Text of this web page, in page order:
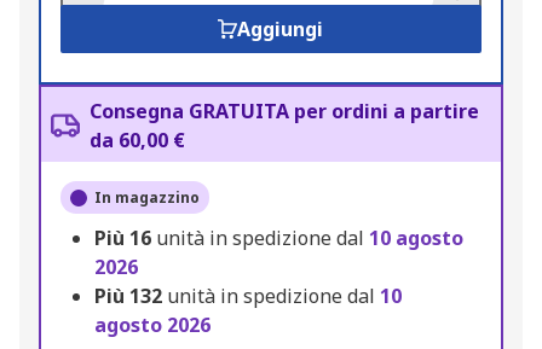
Aggiungi
Consegna GRATUITA per ordini a partire
da 60,00 €
In magazzino
Più 16 unità in spedizione dal 10 agosto
2026
Più 132 unità in spedizione dal 10
agosto 2026